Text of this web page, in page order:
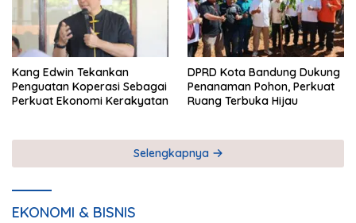
Kang Edwin Tekankan
Penguatan Koperasi Sebagai
Perkuat Ekonomi Kerakyatan
DPRD Kota Bandung Dukung
Penanaman Pohon, Perkuat
Ruang Terbuka Hijau
Selengkapnya
EKONOMI & BISNIS